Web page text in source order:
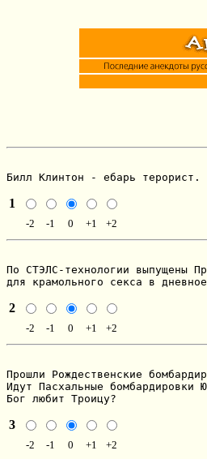
Билл Клинтон - ебарь терорист.
1
-2 -1 0 +1 +2
По СТЭЛС-технологии выпущены
для крамольного секса в
2
-2 -1 0 +1 +2
Прошли Рождественские
Идут Пасхальные бомбардировки
Бог любит Троицу?
3
-2 -1 0 +1 +2